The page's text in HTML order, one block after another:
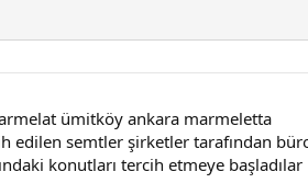
ümitköy ankara marmeletta
edilen semtler şirketler tarafından
konutları tercih etmeye başladılar